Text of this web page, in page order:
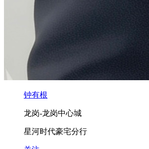
钟有根
龙岗-龙岗中心城
星河时代豪宅分行